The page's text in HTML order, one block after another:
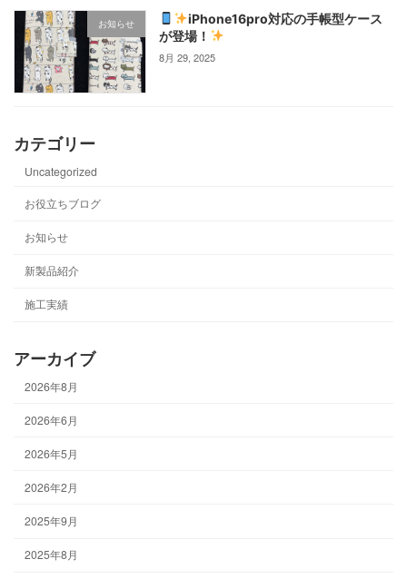
お知らせ
iPhone16pro対応の手帳型ケース
が登場！
8月 29, 2025
カテゴリー
Uncategorized
お役立ちブログ
お知らせ
新製品紹介
施工実績
アーカイブ
2026年8月
2026年6月
2026年5月
2026年2月
2025年9月
2025年8月